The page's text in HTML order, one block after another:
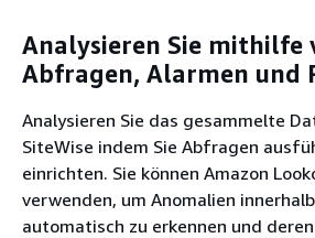
Analysieren Sie mithilfe
Abfragen, Alarmen und
Analysieren Sie das gesammelte
SiteWise indem Sie Abfragen
einrichten. Sie können Amazon
verwenden, um Anomalien
automatisch zu erkennen und